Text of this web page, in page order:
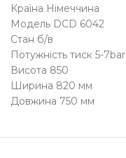
Країна Німеччина
Модель DCD 6042
Стан б/в
Потужність тиск 5-7bar
Висота 850
Ширина 820 мм
Довжина 750 мм